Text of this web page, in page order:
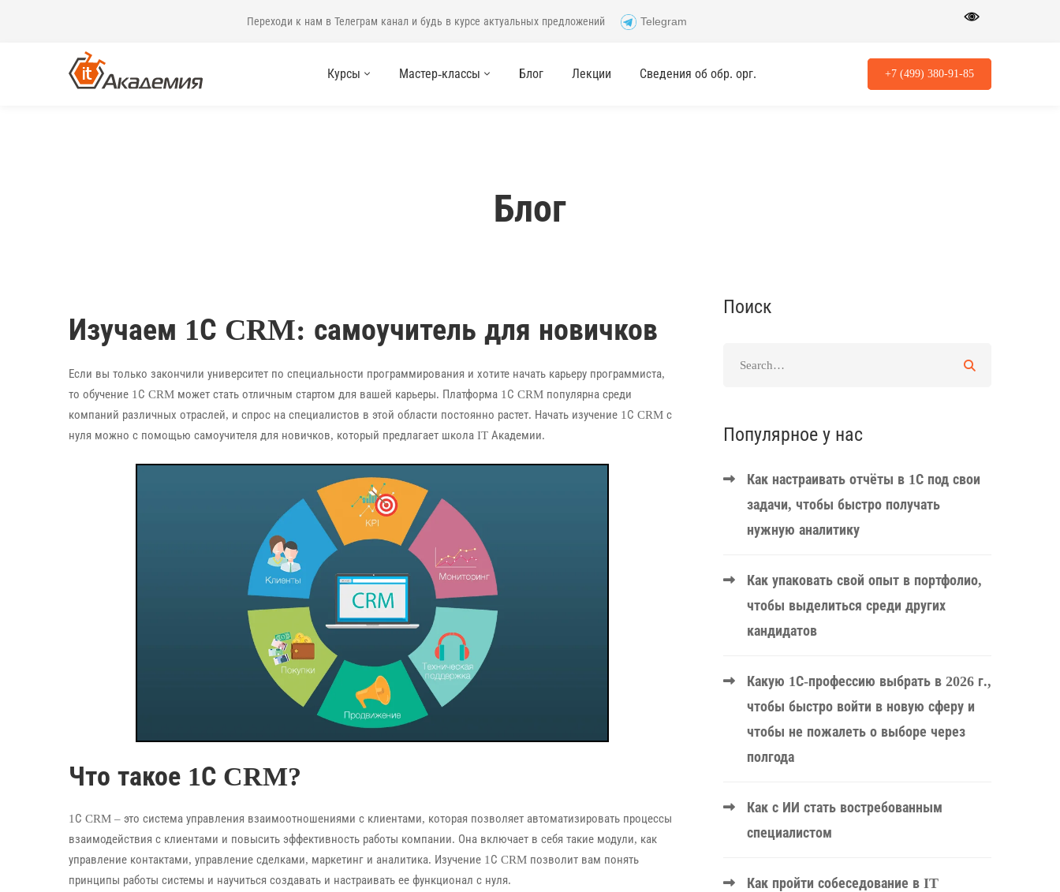
Переходи к нам в Телеграм канал и будь в курсе актуальных предложений Telegram
Курсы Мастер-классы Блог Лекции Сведения об обр. орг. +7 (499) 380-91-85
Блог
Изучаем 1С CRM: самоучитель для новичков
Если вы только закончили университет по специальности программирования и хотите начать карьеру программиста,
то обучение 1С CRM может стать отличным стартом для вашей карьеры. Платформа 1С CRM популярна среди
компаний различных отраслей, и спрос на специалистов в этой области постоянно растет. Начать изучение 1С CRM с
нуля можно с помощью самоучителя для новичков, который предлагает школа IT Академии.
Что такое 1С CRM?
1С CRM – это система управления взаимоотношениями с клиентами, которая позволяет автоматизировать процессы
взаимодействия с клиентами и повысить эффективность работы компании. Она включает в себя такие модули, как
управление контактами, управление сделками, маркетинг и аналитика. Изучение 1С CRM позволит вам понять
принципы работы системы и научиться создавать и настраивать ее функционал с нуля.
Поиск
Популярное у нас
Как настраивать отчёты в 1С под свои
задачи, чтобы быстро получать
нужную аналитику
Как упаковать свой опыт в портфолио,
чтобы выделиться среди других
кандидатов
Какую 1С-профессию выбрать в 2026 г.,
чтобы быстро войти в новую сферу и
чтобы не пожалеть о выборе через
полгода
Как с ИИ стать востребованным
специалистом
Как пройти собеседование в IT